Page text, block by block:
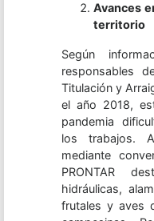
Avances
territorio
Según
responsables
Titulación y
el año 2018,
pandemia
los trabajos.
mediante
PRONTAR
hidráulicas,
frutales y aves